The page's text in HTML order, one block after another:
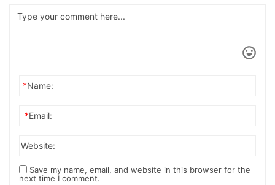
*Name:
*Email:
Website:
Save my name, email, and website in this browser for the
next time I comment.